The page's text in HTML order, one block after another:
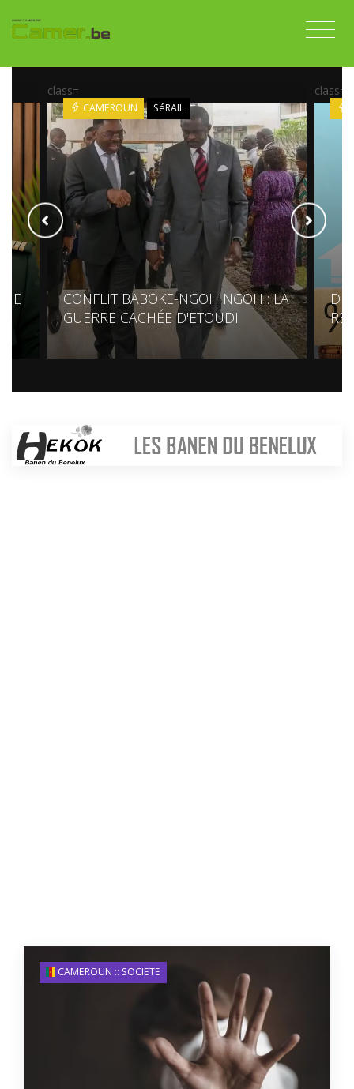
class=
CAMEROUN SéRAIL
CONFLIT BABOKE-NGOH NGOH : LA
GUERRE CACHÉE D'ETOUDI
class=
CAMEROUN :: SOCIETE